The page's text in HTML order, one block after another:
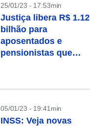
25/01/23 - 17:53min
Justiça libera R$ 1.12
bilhão para
aposentados e
pensionistas que
05/01/23 - 19:41min
INSS: Veja novas